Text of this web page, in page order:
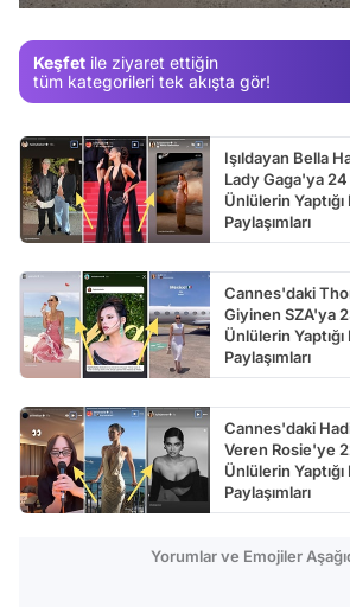
Keşfet ile ziyaret ettiğin
tüm kategorileri tek akışta gör!
Işıldayan Bella
Lady Gaga'ya 24 Mayıs'ta Yabancı
Ünlülerin
Paylaşımları
Cannes'daki
Giyinen SZA'ya
Ünlülerin
Paylaşımları
Cannes'daki
Veren Rosie'ye
Ünlülerin
Paylaşımları
Yorumlar ve Emojiler